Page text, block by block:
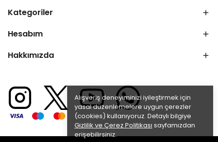
Alışveriş deneyiminizi iyileştirmek için
yasal düzenlemelere uygun çerezler
(cookies) kullanıyoruz. Detaylı bilgiye
Gizlilik ve Çerez Politikası sayfamızdan
erişebilirsiniz.
Kategoriler
Hesabım
Hakkımızda